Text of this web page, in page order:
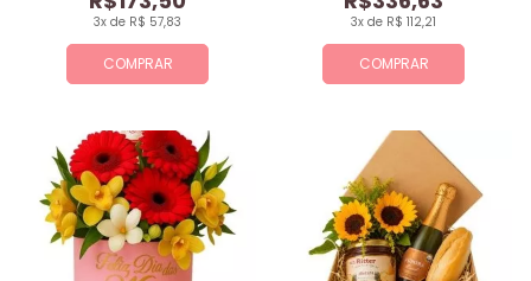
COMPRAR
3x de R$ 57,83
COMPRAR
3x de R$ 112,21